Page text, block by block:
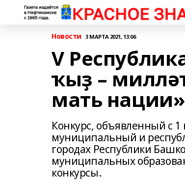
Новости 3 МАРТА 2021, 13:06
V
ҡыҙ –
мать
Конкурс, объявленный с 1
муниципальный и
городах Республики
муниципальных
конкурсы.